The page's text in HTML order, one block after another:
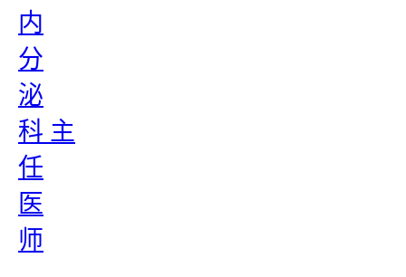
内
分
泌
科 主
任
医
师